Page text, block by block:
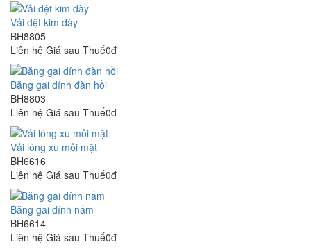
Vải dệt kim dày
BH8805
Liên hệ Giá sau Thuế0đ
Băng gai dính đàn hồi
BH8803
Liên hệ Giá sau Thuế0đ
Vải lông xù mỗi mặt
BH6616
Liên hệ Giá sau Thuế0đ
Băng gai dính nấm
BH6614
Liên hệ Giá sau Thuế0đ